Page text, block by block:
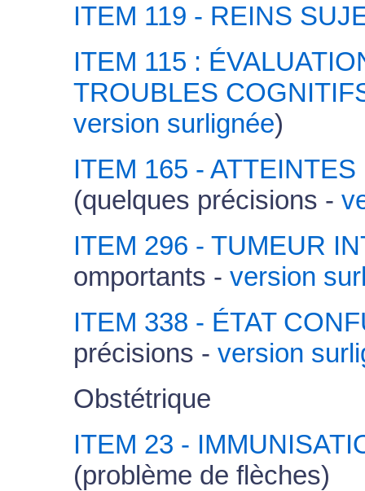
ITEM 119 - REINS
ITEM 115 :
TROUBLES
version surlignée)
ITEM 165 -
(quelques précisions -
ITEM 296 - TUMEUR
omportants - version
ITEM 338 - ÉTAT
précisions - version
Obstétrique
ITEM 23 -
(problème de flèches)